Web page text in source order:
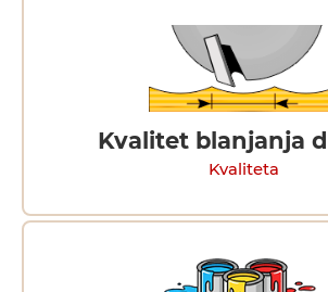
Kvalitet blanjanja
Kvaliteta